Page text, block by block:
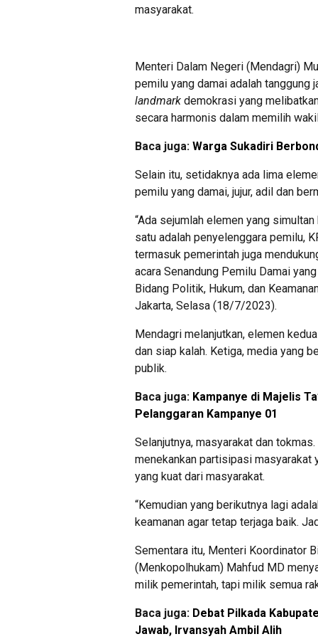
masyarakat.
Menteri Dalam Negeri (Mendagri)
pemilu yang damai adalah tanggung
landmark demokrasi yang
secara harmonis dalam memilih
Baca juga: Warga Sukadiri
Selain itu, setidaknya ada lima
pemilu yang damai, jujur, adil dan
“Ada sejumlah elemen yang
satu adalah penyelenggara pemilu,
termasuk pemerintah juga
acara Senandung Pemilu Damai
Bidang Politik, Hukum, dan
Jakarta, Selasa (18/7/2023).
Mendagri melanjutkan, elemen
dan siap kalah. Ketiga, media yang
publik.
Baca juga: Kampanye di Majelis
Pelanggaran Kampanye 01
Selanjutnya, masyarakat dan
menekankan partisipasi masyarakat
yang kuat dari masyarakat.
“Kemudian yang berikutnya lagi
keamanan agar tetap terjaga baik.
Sementara itu, Menteri Koordinator
(Menkopolhukam) Mahfud MD
milik pemerintah, tapi milik semua
Baca juga: Debat Pilkada
Jawab, Irvansyah Ambil Alih